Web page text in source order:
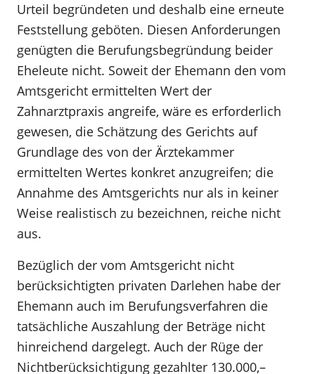
Urteil begründeten und deshalb eine erneute
Feststellung geböten. Diesen Anforderungen
genügten die Berufungsbegründung beider
Eheleute nicht. Soweit der Ehemann den vom
Amtsgericht ermittelten Wert der
Zahnarztpraxis angreife, wäre es erforderlich
gewesen, die Schätzung des Gerichts auf
Grundlage des von der Ärztekammer
ermittelten Wertes konkret anzugreifen; die
Annahme des Amtsgerichts nur als in keiner
Weise realistisch zu bezeichnen, reiche nicht
aus.
Bezüglich der vom Amtsgericht nicht
berücksichtigten privaten Darlehen habe der
Ehemann auch im Berufungsverfahren die
tatsächliche Auszahlung der Beträge nicht
hinreichend dargelegt. Auch der Rüge der
Nichtberücksichtigung gezahlter 130.000,– 